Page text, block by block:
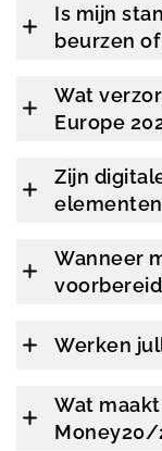
Is mijn
beurzen
Wat
Europe
Zijn
Wanneer
Werken
Wat
Money20/